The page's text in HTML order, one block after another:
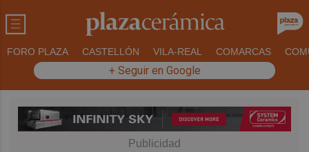
FORO PLAZA CASTELLÓN VILA-REAL COMARCAS
+ Seguir en Google